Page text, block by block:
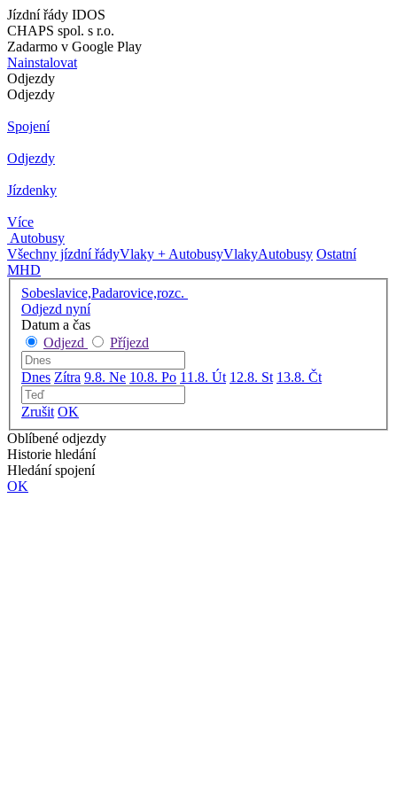
Jízdní řády IDOS
CHAPS spol. s r.o.
Zadarmo v Google Play
Nainstalovat
Odjezdy
Odjezdy
Spojení
Odjezdy
Jízdenky
Více
Autobusy
Všechny jízdní řádyVlaky + AutobusyVlakyAutobusy Ostatní
MHD
Sobeslavice,Padarovice,rozc.
Odjezd nyní
Datum a čas
Odjezd
Příjezd
Dnes Zítra 9.8. Ne 10.8. Po 11.8. Út 12.8. St 13.8. Čt
Zrušit OK
Oblíbené odjezdy
Historie hledání
Hledání spojení
OK